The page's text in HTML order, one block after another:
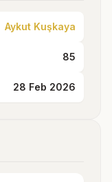
Aykut Kuşkaya
85
28 Feb 2026